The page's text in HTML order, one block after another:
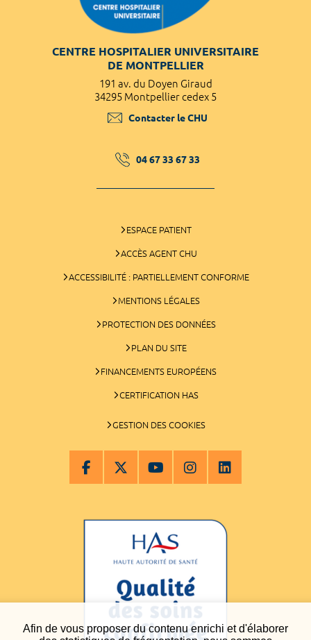
Afin de vous proposer du contenu enrichi et d'élaborer
CENTRE HOSPITALIER UNIVERSITAIRE
DE MONTPELLIER
191 av. du Doyen Giraud
34295 Montpellier cedex 5
Contacter le CHU
04 67 33 67 33
ESPACE PATIENT
ACCÈS AGENT CHU
ACCESSIBILITÉ : PARTIELLEMENT CONFORME
MENTIONS LÉGALES
PROTECTION DES DONNÉES
PLAN DU SITE
FINANCEMENTS EUROPÉENS
CERTIFICATION HAS
GESTION DES COOKIES